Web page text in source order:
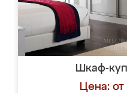
Шкаф-
Цена: